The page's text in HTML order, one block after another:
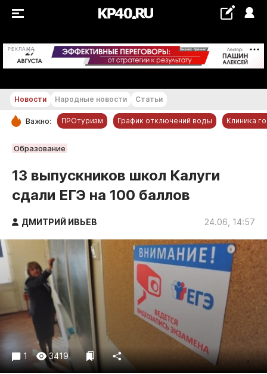
РЕКЛАМА +19...+20 °С
РУБРИКИ
Новости компаний
Статьи
Народные новости
Авто и транспорт
Благоустройство
Криминал
Культура
Недвижимость и ЖКХ
Образование
Общество
Погода
Новости Народные новости Статьи
Важно: ПРОтуризм График отключений воды Клиника
Образование
13 выпускников школ Калуги
сдали ЕГЭ на 100 баллов
ДМИТРИЙ ИВЬЕВ 24.06, 14:57
1 3419